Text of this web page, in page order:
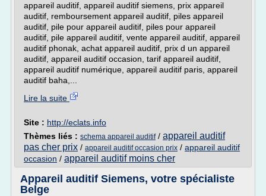
appareil auditif, appareil auditif siemens, prix appareil
auditif, remboursement appareil auditif, piles appareil
auditif, pile pour appareil auditif, piles pour appareil
auditif, pile appareil auditif, vente appareil auditif, appareil
auditif phonak, achat appareil auditif, prix d un appareil
auditif, appareil auditif occasion, tarif appareil auditif,
appareil auditif numérique, appareil auditif paris, appareil
auditif baha,...
Lire la suite
Site : http://eclats.info
Thèmes liés : schema appareil auditif/ appareil auditif
pas cher prix / appareil auditif occasion prix / appareil auditif
occasion / appareil auditif moins cher
Appareil auditif Siemens, votre spécialiste
Belge